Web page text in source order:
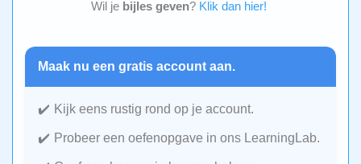
Wil je bijles geven? Klik dan hier!
Maak nu een gratis account aan.
Kijk eens rustig rond op je account.
Probeer een oefenopgave in ons LearningLab.